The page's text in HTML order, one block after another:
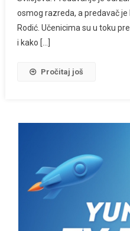
osmog razreda, a predavač
Rodić. Učenicima su u toku
i kako […]
Pročitaj još